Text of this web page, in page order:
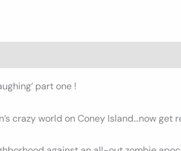
part one !
crazy world on Coney Island…now